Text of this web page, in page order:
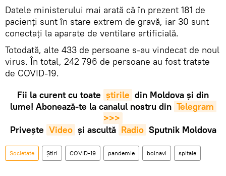
Datele ministerului mai arată că în prezent 181 de
pacienți sunt în stare extrem de gravă, iar 30 sunt
conectați la aparate de ventilare artificială.
Totodată, alte 433 de persoane s-au vindecat de noul
virus. În total, 242 796 de persoane au fost tratate
de COVID-19.
Fii la curent cu toate știrile din Moldova și din
lume! Abonează-te la canalul nostru din Telegram
>>>
Privește Video și ascultă Radio Sputnik Moldova
Societate Știri COVID-19 pandemie bolnavi spitale